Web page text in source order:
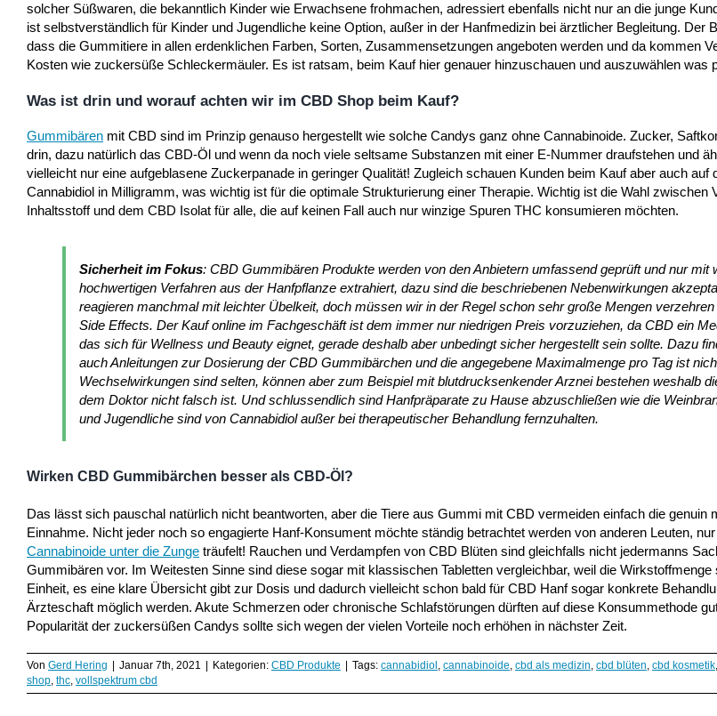
solcher Süßwaren, die bekanntlich Kinder wie Erwachsene frohmachen, adressiert ebenfalls nicht nur an die junge
ist selbstverständlich für Kinder und Jugendliche keine Option, außer in der Hanfmedizin bei ärztlicher Begleitung. Der
dass die Gummitiere in allen erdenklichen Farben, Sorten, Zusammensetzungen angeboten werden und da kommen
Kosten wie zuckersüße Schleckermäuler. Es ist ratsam, beim Kauf hier genauer hinzuschauen und auszuwählen was
Was ist drin und worauf achten wir im CBD Shop beim Kauf?
Gummibären mit CBD sind im Prinzip genauso hergestellt wie solche Candys ganz ohne Cannabinoide. Zucker,
drin, dazu natürlich das CBD-Öl und wenn da noch viele seltsame Substanzen mit einer E-Nummer draufstehen und
vielleicht nur eine aufgeblasene Zuckerpanade in geringer Qualität! Zugleich schauen Kunden beim Kauf aber auch auf
Cannabidiol in Milligramm, was wichtig ist für die optimale Strukturierung einer Therapie. Wichtig ist die Wahl zwischen
Inhaltsstoff und dem CBD Isolat für alle, die auf keinen Fall auch nur winzige Spuren THC konsumieren möchten.
Sicherheit im Fokus: CBD Gummibären Produkte werden von den Anbietern umfassend geprüft und nur mit
hochwertigen Verfahren aus der Hanfpflanze extrahiert, dazu sind die beschriebenen Nebenwirkungen
reagieren manchmal mit leichter Übelkeit, doch müssen wir in der Regel schon sehr große Mengen
Side Effects. Der Kauf online im Fachgeschäft ist dem immer nur niedrigen Preis vorzuziehen, da CBD ein
das sich für Wellness und Beauty eignet, gerade deshalb aber unbedingt sicher hergestellt sein sollte. Dazu
auch Anleitungen zur Dosierung der CBD Gummibärchen und die angegebene Maximalmenge pro Tag ist
Wechselwirkungen sind selten, können aber zum Beispiel mit blutdrucksenkender Arznei bestehen weshalb
dem Doktor nicht falsch ist. Und schlussendlich sind Hanfpräparate zu Hause abzuschließen wie die
und Jugendliche sind von Cannabidiol außer bei therapeutischer Behandlung fernzuhalten.
Wirken CBD Gummibärchen besser als CBD-Öl?
Das lässt sich pauschal natürlich nicht beantworten, aber die Tiere aus Gummi mit CBD vermeiden einfach die genuin
Einnahme. Nicht jeder noch so engagierte Hanf-Konsument möchte ständig betrachtet werden von anderen Leuten,
Cannabinoide unter die Zunge träufelt! Rauchen und Verdampfen von CBD Blüten sind gleichfalls nicht jedermanns
Gummibären vor. Im Weitesten Sinne sind diese sogar mit klassischen Tabletten vergleichbar, weil die Wirkstoffmenge
Einheit, es eine klare Übersicht gibt zur Dosis und dadurch vielleicht schon bald für CBD Hanf sogar konkrete
Ärzteschaft möglich werden. Akute Schmerzen oder chronische Schlafstörungen dürften auf diese Konsummethode
Popularität der zuckersüßen Candys sollte sich wegen der vielen Vorteile noch erhöhen in nächster Zeit.
Von Gerd Hering Januar 7th, 2021 Kategorien: CBD Produkte Tags: cannabidiol , cannabinoide, cbd als medizin, cbd blüten, cbd kosmetik,
shop, thc, vollspektrum cbd